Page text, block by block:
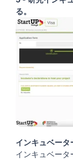
る。
インキュベータ
インキュベー